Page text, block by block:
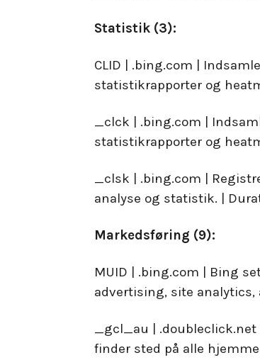
Statistik (3):
CLID | .bing.com |
statistikrapporter og
_clck | .bing.com |
statistikrapporter og
_clsk | .bing.com |
analyse og statistik. |
Markedsføring (9):
MUID | .bing.com | Bing
advertising, site analytics,
_gcl_au | .doubleclick.net
finder sted på alle